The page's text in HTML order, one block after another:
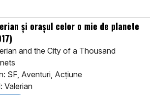
și orașul celor o mie de planete
and the City of a Thousand
SF, Aventuri, Acţiune
Valerian